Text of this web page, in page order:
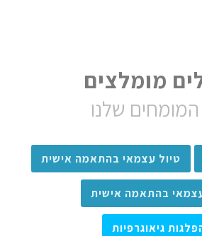
מומלצים
שלנו
טיול עצמאי בהתאמה אישית
בהתאמה אישית
גיאוגרפיות